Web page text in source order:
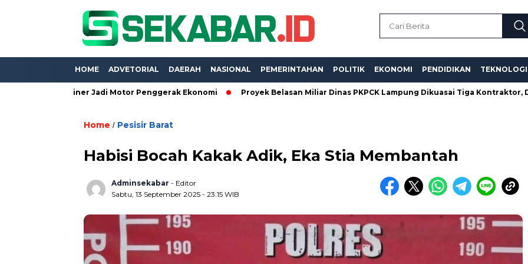
HOME ADVETORIAL DAERAH NASIONAL PEMERINTAHAN POLITIK EKONOMI PENDIDIKAN TEKNOLOGI
Kuliner Jadi Motor Penggerak Ekonomi Proyek Belasan Miliar Dinas PKPCK Lampung Dikuasai Tiga Kontraktor, Dugaan
Home / Pesisir Barat
Habisi Bocah Kakak Adik, Eka Stia Membantah
Adminsekabar - Editor
Sabtu, 13 September 2025 - 23:15 WIB